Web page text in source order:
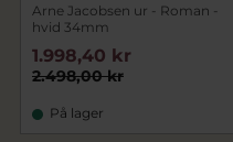
Arne Jacobsen ur - Roman -
hvid 34mm
2.498,00 kr
1.998,40 kr
På lager